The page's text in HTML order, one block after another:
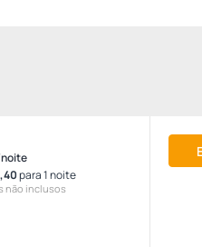
para 1 noite
não inclusos